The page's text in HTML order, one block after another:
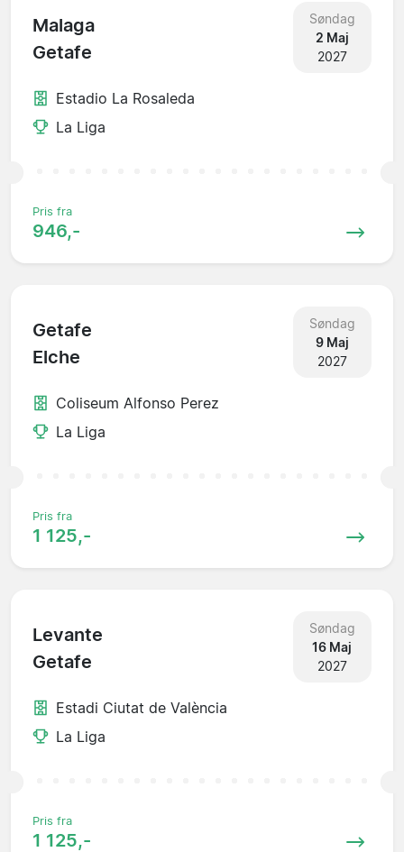
Malaga
Getafe
Søndag
2 Maj
2027
Estadio La Rosaleda
La Liga
Pris fra
946,-
Getafe
Elche
Søndag
9 Maj
2027
Coliseum Alfonso Perez
La Liga
Pris fra
1 125,-
Levante
Getafe
Søndag
16 Maj
2027
Estadi Ciutat de València
La Liga
Pris fra
1 125,-